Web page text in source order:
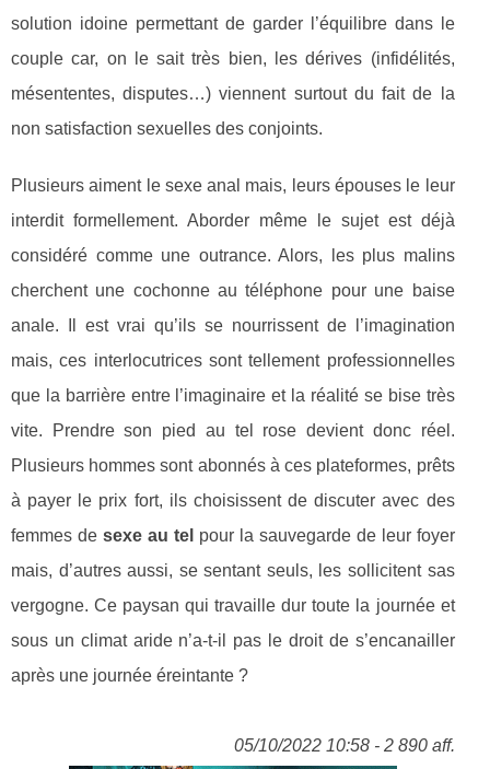
solution idoine permettant de garder l’équilibre dans le
couple car, on le sait très bien, les dérives (infidélités,
mésententes, disputes…) viennent surtout du fait de la
non satisfaction sexuelles des conjoints.
Plusieurs aiment le sexe anal mais, leurs épouses le leur
interdit formellement. Aborder même le sujet est déjà
considéré comme une outrance. Alors, les plus malins
cherchent une cochonne au téléphone pour une baise
anale. Il est vrai qu’ils se nourrissent de l’imagination
mais, ces interlocutrices sont tellement professionnelles
que la barrière entre l’imaginaire et la réalité se bise très
vite. Prendre son pied au tel rose devient donc réel.
Plusieurs hommes sont abonnés à ces plateformes, prêts
à payer le prix fort, ils choisissent de discuter avec des
femmes de sexe au tel pour la sauvegarde de leur foyer
mais, d’autres aussi, se sentant seuls, les sollicitent sas
vergogne. Ce paysan qui travaille dur toute la journée et
sous un climat aride n’a-t-il pas le droit de s’encanailler
après une journée éreintante ?
05/10/2022 10:58 - 2 890 aff.